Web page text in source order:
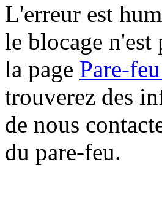
L'erreur est
le blocage
la page Pare-
trouverez des
de nous
du pare-feu.